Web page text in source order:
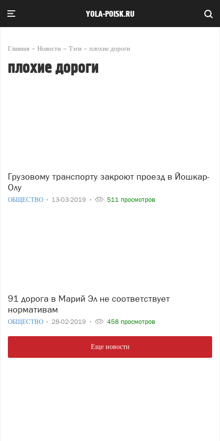
YOLA-POISK.RU
Главная Новости Тэги плохие дороги
плохие дороги
Грузовому транспорту закроют проезд в Йошкар-
Олу
ОБЩЕСТВО 13-03-2019 511 просмотров
91 дорога в Марий Эл не соответствует
нормативам
ОБЩЕСТВО 28-02-2019 458 просмотров
Еще новости